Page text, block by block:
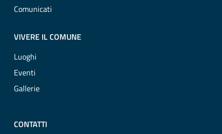
Comunicati
VIVERE IL COMUNE
Luoghi
Eventi
Gallerie
CONTATTI